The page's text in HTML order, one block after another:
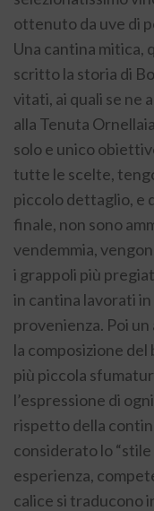
ottenuto da uve di
Una cantina mitica,
scritto la storia di
vitati, ai quali se ne
alla Tenuta
solo e unico
tutte le scelte,
piccolo dettaglio, e
finale, non sono
vendemmia,
i grappoli più
in cantina lavorati in
provenienza. Poi
la composizione
più piccola
l’espressione di
rispetto della
considerato lo “stile
esperienza,
calice si traducono